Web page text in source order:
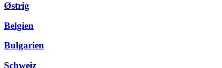
Østrig
Belgien
Bulgarien
Schweiz